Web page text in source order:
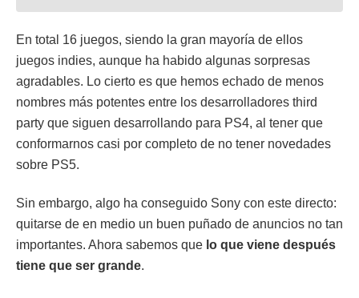
En total 16 juegos, siendo la gran mayoría de ellos
juegos indies, aunque ha habido algunas sorpresas
agradables. Lo cierto es que hemos echado de menos
nombres más potentes entre los desarrolladores third
party que siguen desarrollando para PS4, al tener que
conformarnos casi por completo de no tener novedades
sobre PS5.
Sin embargo, algo ha conseguido Sony con este directo:
quitarse de en medio un buen puñado de anuncios no tan
importantes. Ahora sabemos que lo que viene después
tiene que ser grande.